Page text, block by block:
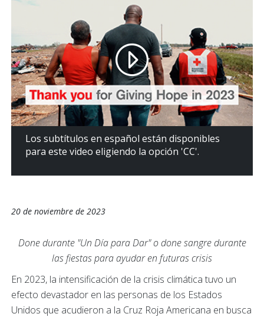
Los subtítulos en español están disponibles
para este video eligiendo la opción 'CC'.
20 de noviembre de 2023
Done durante "Un Día para Dar" o done sangre durante
las fiestas para ayudar en futuras crisis
En 2023, la intensificación de la crisis climática tuvo un
efecto devastador en las personas de los Estados
Unidos que acudieron a la Cruz Roja Americana en busca